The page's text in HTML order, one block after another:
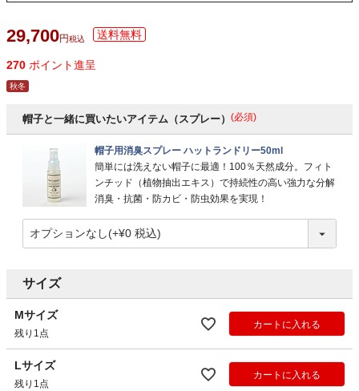
29,700 税込
270 ポイント進呈
秋冬
帽子と一緒に買いたいアイテム（スプレー） (必須)
帽子用消臭スプレー ハットランドリー50ml
簡単には洗えない帽子に最適！100％天然成分。フィト
ンチッド（植物抽出エキス）で持続性の高い強力な分解
消臭・抗菌・防カビ・防虫効果を実現！
サイズ
Mサイズ
残り1点
カートに入れる
Lサイズ
残り1点
カートに入れる